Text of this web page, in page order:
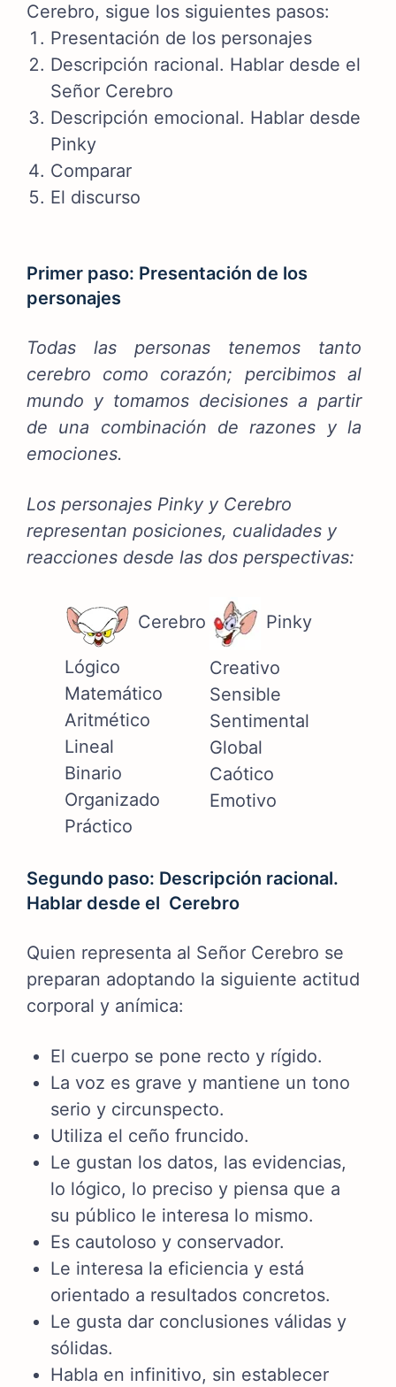
Cerebro, sigue los siguientes pasos:
Presentación de los personajes
Descripción racional. Hablar desde el
Señor Cerebro
Descripción emocional. Hablar desde
Pinky
Comparar
El discurso
Primer paso: Presentación de los
personajes
Todas las personas tenemos tanto
cerebro como corazón; percibimos al
mundo y tomamos decisiones a partir
de una combinación de razones y la
emociones.
Los personajes Pinky y Cerebro
representan posiciones, cualidades y
reacciones desde las dos perspectivas:
Cerebro Pinky
Lógico
Matemático
Aritmético
Lineal
Binario
Organizado
Práctico
Creativo
Sensible
Sentimental
Global
Caótico
Emotivo
Segundo paso: Descripción racional.
Hablar desde el Cerebro
Quien representa al Señor Cerebro se
preparan adoptando la siguiente actitud
corporal y anímica:
El cuerpo se pone recto y rígido.
La voz es grave y mantiene un tono
serio y circunspecto.
Utiliza el ceño fruncido.
Le gustan los datos, las evidencias,
lo lógico, lo preciso y piensa que a
su público le interesa lo mismo.
Es cautoloso y conservador.
Le interesa la eficiencia y está
orientado a resultados concretos.
Le gusta dar conclusiones válidas y
sólidas.
Habla en infinitivo, sin establecer